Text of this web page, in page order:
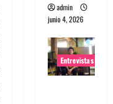
admin
junio 4, 2026
Entrevistas